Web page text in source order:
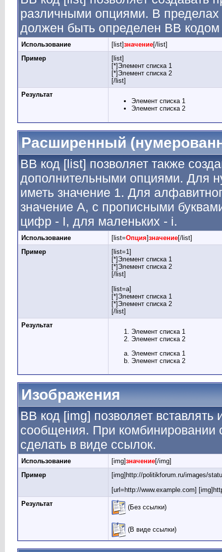
различными опциями. В
должен быть определен BB
Использование [list]значение[/list]
Пример
[list]
[*]Элемент списка 1
[*]Элемент списка 2
[/list]
Результат
Элемент списка 1
Элемент списка 2
Расширенный
BB код [list] позволяет также
дополнительными опциями. Для
иметь значение 1. Для
значение A, с прописными
цифр - I, для маленьких - i.
Использование [list=Опция]значение[/list]
Пример
[list=1]
[*]Элемент списка 1
[*]Элемент списка 2
[/list]
[list=a]
[*]Элемент списка 1
[*]Элемент списка 2
[/list]
Результат
Элемент списка 1
Элемент списка 2
Элемент списка 1
Элемент списка 2
Изображения
BB код [img] позволяет
сообщения. При комбинировании
сделать в виде ссылок.
Использование [img]значение[/img]
Пример
[img]http://politikforum.ru/images/
[url=http://www.example.com]
Результат
(Без ссылки)
(В виде ссылки)